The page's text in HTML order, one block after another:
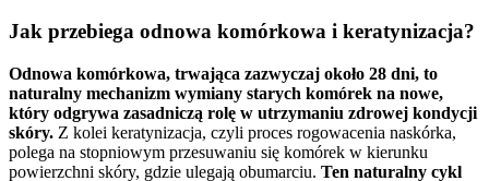
Jak przebiega odnowa komórkowa i keratynizacja?
Odnowa komórkowa, trwająca zazwyczaj około 28 dni, to
naturalny mechanizm wymiany starych komórek na nowe,
który odgrywa zasadniczą rolę w utrzymaniu zdrowej kondycji
skóry. Z kolei keratynizacja, czyli proces rogowacenia naskórka,
polega na stopniowym przesuwaniu się komórek w kierunku
powierzchni skóry, gdzie ulegają obumarciu. Ten naturalny cykl